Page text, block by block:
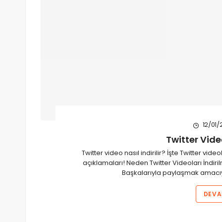
12/01/
Twitter
Twitter video nasıl indirilir? İşte Twitter
açıklamaları! Neden Twitter Videoları
Başkalarıyla paylaşmak